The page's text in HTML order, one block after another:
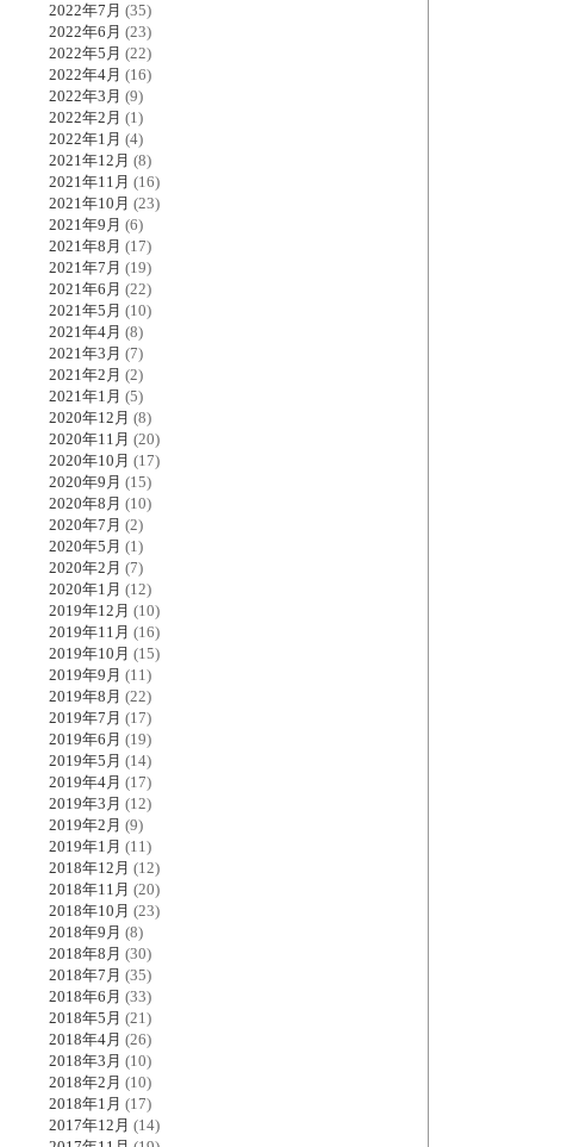
2022年7月 (35)
2022年6月 (23)
2022年5月 (22)
2022年4月 (16)
2022年3月 (9)
2022年2月 (1)
2022年1月 (4)
2021年12月 (8)
2021年11月 (16)
2021年10月 (23)
2021年9月 (6)
2021年8月 (17)
2021年7月 (19)
2021年6月 (22)
2021年5月 (10)
2021年4月 (8)
2021年3月 (7)
2021年2月 (2)
2021年1月 (5)
2020年12月 (8)
2020年11月 (20)
2020年10月 (17)
2020年9月 (15)
2020年8月 (10)
2020年7月 (2)
2020年5月 (1)
2020年2月 (7)
2020年1月 (12)
2019年12月 (10)
2019年11月 (16)
2019年10月 (15)
2019年9月 (11)
2019年8月 (22)
2019年7月 (17)
2019年6月 (19)
2019年5月 (14)
2019年4月 (17)
2019年3月 (12)
2019年2月 (9)
2019年1月 (11)
2018年12月 (12)
2018年11月 (20)
2018年10月 (23)
2018年9月 (8)
2018年8月 (30)
2018年7月 (35)
2018年6月 (33)
2018年5月 (21)
2018年4月 (26)
2018年3月 (10)
2018年2月 (10)
2018年1月 (17)
2017年12月 (14)